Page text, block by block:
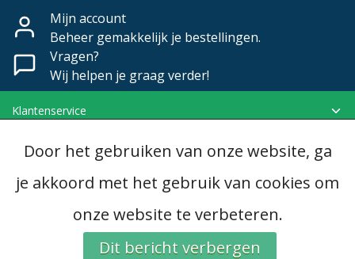
Mijn account
Beheer gemakkelijk je bestellingen.
Vragen?
Wij helpen je graag verder!
Klantenservice
Categorieën
© Copyright 2026 - Dubomat | RealisatieInStijl Media
Algemene voorwaarden|Disclaimer|Privacy Policy|RSS Feed
Door het gebruiken van onze website, ga
je akkoord met het gebruik van cookies om
onze website te verbeteren.
Dit bericht verbergen